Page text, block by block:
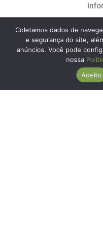
Você pode revogar seu
REVOGAR
Coletamos dados de
e segurança do site,
anúncios. Você pode
nossa
Aceito